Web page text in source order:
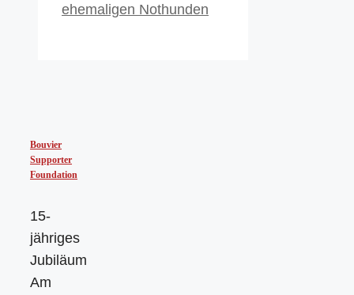
ehemaligen Nothunden
Bouvier
Supporter
Foundation
15-
jähriges
Jubiläum
Am